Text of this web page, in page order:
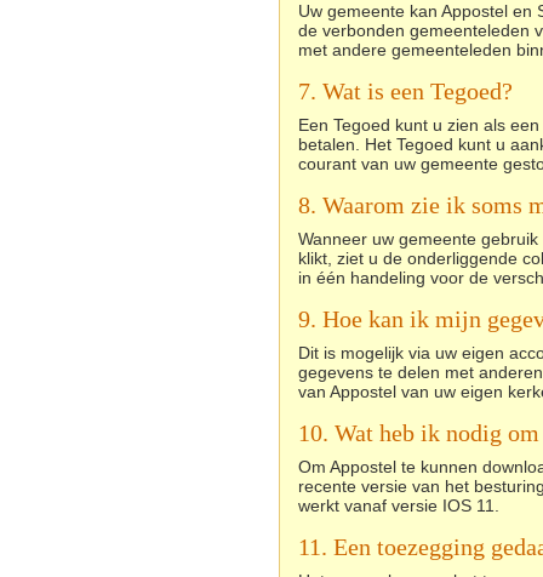
Uw gemeente kan Appostel en
de verbonden gemeenteleden
met andere gemeenteleden
7. Wat is een Tegoed?
Een Tegoed kunt u zien als
betalen. Het Tegoed kunt u
courant van uw gemeente
8. Waarom zie ik soms
Wanneer uw gemeente
klikt, ziet u de onderliggende
in één handeling voor de
9. Hoe kan ik mijn
Dit is mogelijk via uw eigen
gegevens te delen met
van Appostel van uw eigen
10. Wat heb ik nodig
Om Appostel te kunnen
recente versie van het
werkt vanaf versie IOS 11.
11. Een toezegging